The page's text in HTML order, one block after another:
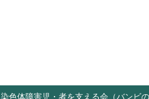
染色体障害児・者を支える会（バンビ